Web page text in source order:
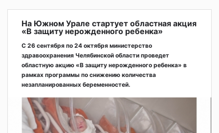
На Южном Урале стартует областная акция
«В защиту нерожденного ребенка»
С 26 сентября по 24 октября министерство
здравоохранения Челябинской области проведет
областную акцию «В защиту нерожденного ребенка» в
рамках программы по снижению количества
незапланированных беременностей.